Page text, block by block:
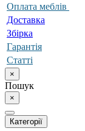
Оплата меблів
Доставка
Збірка
Гарантія
Статті
×
Пошук
×
Категорії